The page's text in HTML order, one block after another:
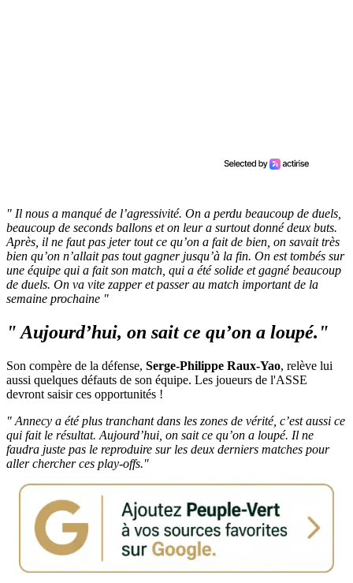
" Il nous a manqué de l’agressivité. On a perdu beaucoup de duels,
beaucoup de seconds ballons et on leur a surtout donné deux buts.
Après, il ne faut pas jeter tout ce qu’on a fait de bien, on savait très
bien qu’on n’allait pas tout gagner jusqu’à la fin. On est tombés sur
une équipe qui a fait son match, qui a été solide et gagné beaucoup
de duels. On va vite zapper et passer au match important de la
semaine prochaine "
" Aujourd’hui, on sait ce qu’on a loupé."
Son compère de la défense, Serge-Philippe Raux-Yao, relève lui
aussi quelques défauts de son équipe. Les joueurs de l'ASSE
devront saisir ces opportunités !
" Annecy a été plus tranchant dans les zones de vérité, c’est aussi ce
qui fait le résultat. Aujourd’hui, on sait ce qu’on a loupé. Il ne
faudra juste pas le reproduire sur les deux derniers matches pour
aller chercher ces play-offs."